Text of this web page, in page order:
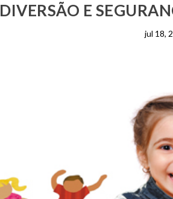
DIVERSÃO E
jul 18,